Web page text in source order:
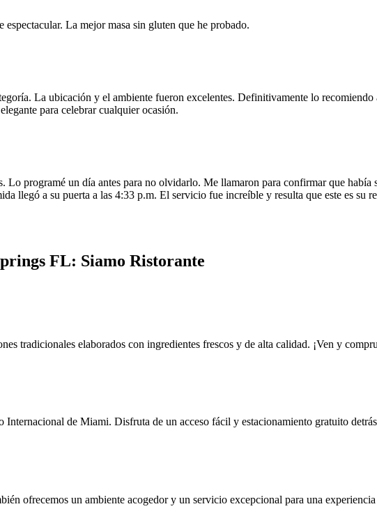
La mejor masa sin gluten que he probado.
La ubicación y el ambiente fueron excelentes. Definitivamente lo
para celebrar cualquier ocasión.
programé un día antes para no olvidarlo. Me llamaron para confirmar que había
llegó a su puerta a las 4:33 p.m. El servicio fue increíble y resulta que este es su
FL: Siamo Ristorante
tradicionales elaborados con ingredientes frescos y de alta calidad. ¡Ven y
de Miami. Disfruta de un acceso fácil y estacionamiento gratuito
ofrecemos un ambiente acogedor y un servicio excepcional para una experiencia